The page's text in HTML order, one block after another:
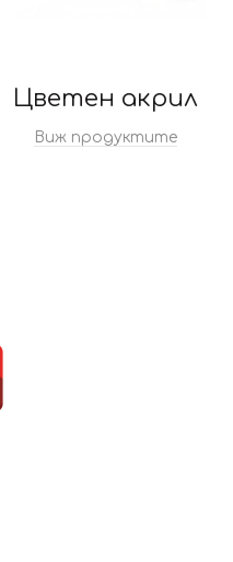
Цветен акрил
Виж продуктите